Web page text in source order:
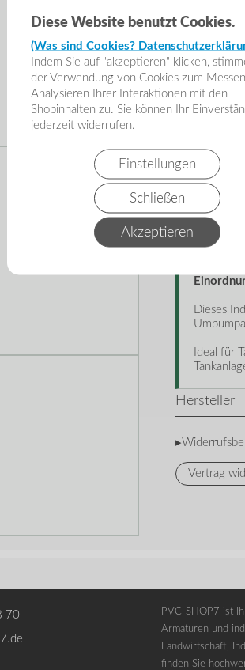
Diese Website benutzt Cookies.
(Was sind Cookies?
Indem Sie auf "akzeptieren" klicken,
der Verwendung von Cookies zum
Analysieren Ihrer Interaktionen mit den
Shopinhalten zu. Sie können Ihr
jederzeit widerrufen.
Einstellungen
Schließen
Akzeptieren
Für
Hinweise
Das
Durch
Dieses
Ideal für
Hersteller
Vertrag
70
PVC-SHOP7 ist
Armaturen und
Landwirtschaft,
finden Sie